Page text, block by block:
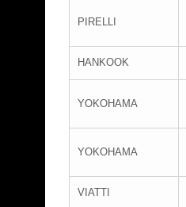
PIRELLI
HANKOOK
YOKOHAMA
YOKOHAMA
VIATTI